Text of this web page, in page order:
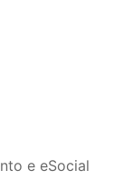
e eSocial